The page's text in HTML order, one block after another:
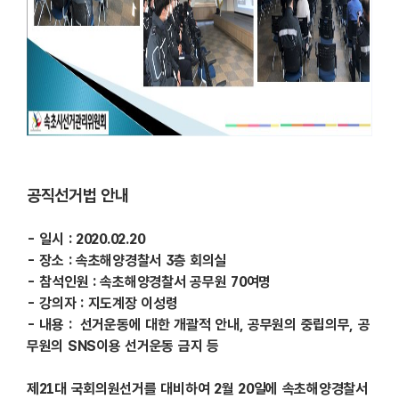
공직선거법 안내
- 일시 : 2020.02.20
- 장소 : 속초해양경찰서 3층 회의실
- 참석인원 : 속초해양경찰서 공무원 70여명
- 강의자 : 지도계장 이성령
- 내용 : 선거운동에 대한 개괄적 안내, 공무원의 중립의무, 공
무원의 SNS이용 선거운동 금지 등
제21대 국회의원선거를 대비하여 2월 20일에 속초해양경찰서